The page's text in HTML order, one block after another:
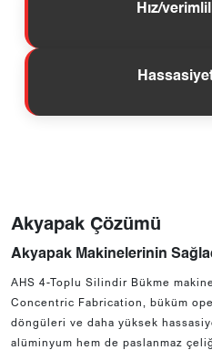
Hız/
Akyapak Çözümü
Akyapak Makinelerinin
AHS 4-Toplu Silindir Bükme
Concentric Fabrication, büküm
döngüleri ve daha yüksek
alüminyum hem de paslanmaz